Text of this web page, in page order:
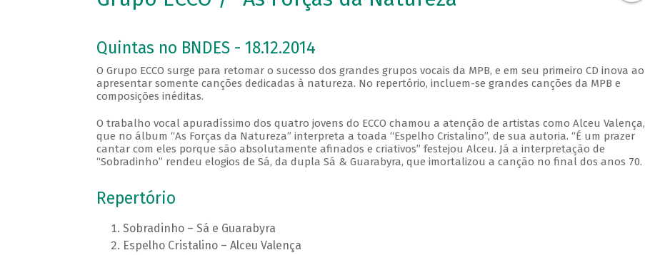
Quintas no BNDES - 18.12.2014
O Grupo ECCO surge para retomar o sucesso dos grandes grupos vocais da MPB, e em seu primeiro CD inova ao
apresentar somente canções dedicadas à natureza. No repertório, incluem-se grandes canções da MPB e
composições inéditas.
O trabalho vocal apuradíssimo dos quatro jovens do ECCO chamou a atenção de artistas como Alceu Valença,
que no álbum “As Forças da Natureza” interpreta a toada “Espelho Cristalino”, de sua autoria. “É um prazer
cantar com eles porque são absolutamente afinados e criativos” festejou Alceu. Já a interpretação de
“Sobradinho” rendeu elogios de Sá, da dupla Sá & Guarabyra, que imortalizou a canção no final dos anos 70.
Repertório
Sobradinho – Sá e Guarabyra
Espelho Cristalino – Alceu Valença